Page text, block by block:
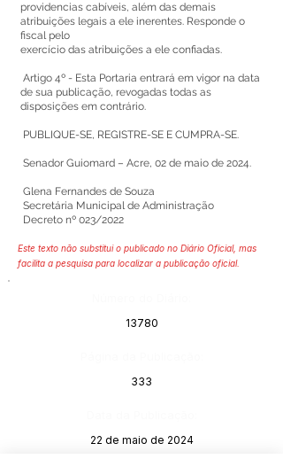
providencias cabíveis, além das demais
atribuições legais a ele inerentes. Responde o
fiscal pelo
exercício das atribuições a ele confiadas.
Artigo 4º - Esta Portaria entrará em vigor na data
de sua publicação, revogadas todas as
disposições em contrário.
PUBLIQUE-SE, REGISTRE-SE E CUMPRA-SE.
Senador Guiomard – Acre, 02 de maio de 2024.
Glena Fernandes de Souza
Secretária Municipal de Administração
Decreto nº 023/2022
Este texto não substitui o publicado no Diário Oficial, mas
facilita a pesquisa para localizar a publicação oficial.
13780
333
22 de maio de 2024